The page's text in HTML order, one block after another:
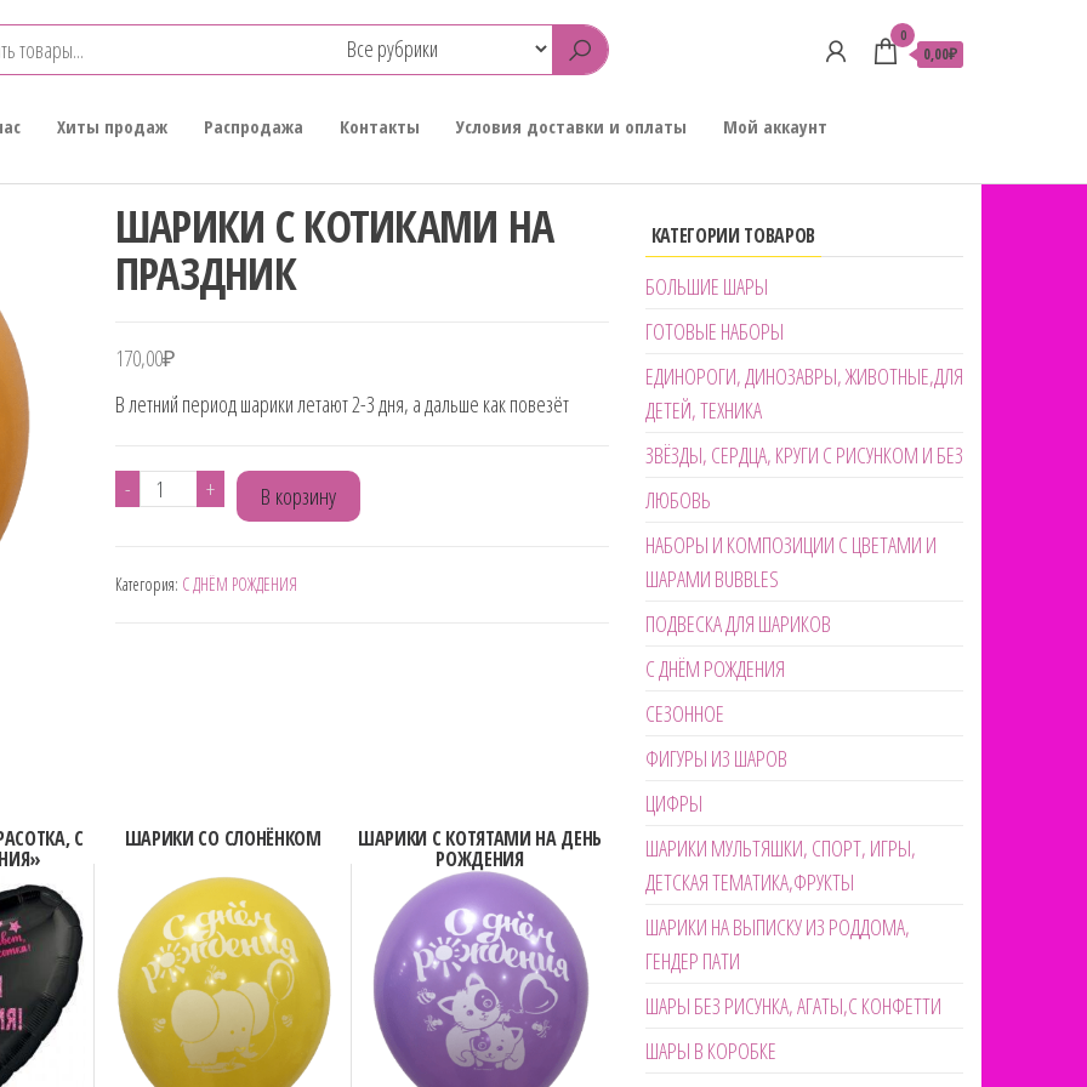
0
0,00₽
Хиты продаж Распродажа Контакты Условия доставки и оплаты
Мой аккаунт
ШАРИКИ С КОТИКАМИ НА
ПРАЗДНИК
170,00₽
В летний период шарики летают 2-3 дня, а дальше как повезёт
-
Количество
С
+ В корзину
Категория: С ДНЁМ РОЖДЕНИЯ
С ШАРИКИ СО СЛОНЁНКОМ ШАРИКИ С КОТЯТАМИ НА ДЕНЬ
РОЖДЕНИЯ
КАТЕГОРИИ ТОВАРОВ
БОЛЬШИЕ ШАРЫ
ГОТОВЫЕ НАБОРЫ
ЕДИНОРОГИ, ДИНОЗАВРЫ, ЖИВОТНЫЕ,ДЛЯ
ДЕТЕЙ, ТЕХНИКА
ЗВЁЗДЫ, СЕРДЦА, КРУГИ С РИСУНКОМ И БЕЗ
ЛЮБОВЬ
НАБОРЫ И КОМПОЗИЦИИ С ЦВЕТАМИ И
ШАРАМИ BUBBLES
ПОДВЕСКА ДЛЯ ШАРИКОВ
С ДНЁМ РОЖДЕНИЯ
СЕЗОННОЕ
ФИГУРЫ ИЗ ШАРОВ
ЦИФРЫ
ШАРИКИ МУЛЬТЯШКИ, СПОРТ, ИГРЫ,
ДЕТСКАЯ ТЕМАТИКА,ФРУКТЫ
ШАРИКИ НА ВЫПИСКУ ИЗ РОДДОМА,
ГЕНДЕР ПАТИ
ШАРЫ БЕЗ РИСУНКА, АГАТЫ,С КОНФЕТТИ
ШАРЫ В КОРОБКЕ